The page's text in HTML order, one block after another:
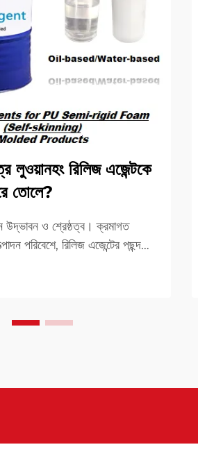
লুওয়ানহং রিলিজ এজেন্টকে
তোলে?
উদ্ভাবন ও শ্রেষ্ঠত্ব। ক্রমাগত
পরিবেশে, রিলিজ এজেন্টের পছন্দ
করে। লুওয়ানহং রিলিজ এজেন্ট উঠে